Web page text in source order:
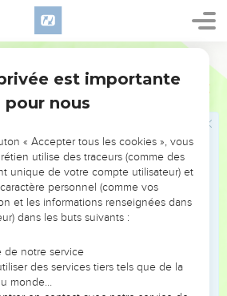
et le don ont abondé envers
est d'un seul homme, Jésus Christ.
le jugement vient d'un seul en
don de grâce, de plusieurs fautes, en
seul, la mort a régné par un seul,
reçoivent l'abondance de la grâce
régneront-ils en vie par un seul,
une seule faute les conséquences
par une seule justice les
justice furent envers tous les
est importante
pour nous
« Accepter tous les cookies », vous
utilise des traceurs (comme des
unique de votre compte utilisateur) et
personnel (comme vos
et les informations renseignées dans
dans les buts suivants :
de notre service
des services tiers tels que de la
monde…